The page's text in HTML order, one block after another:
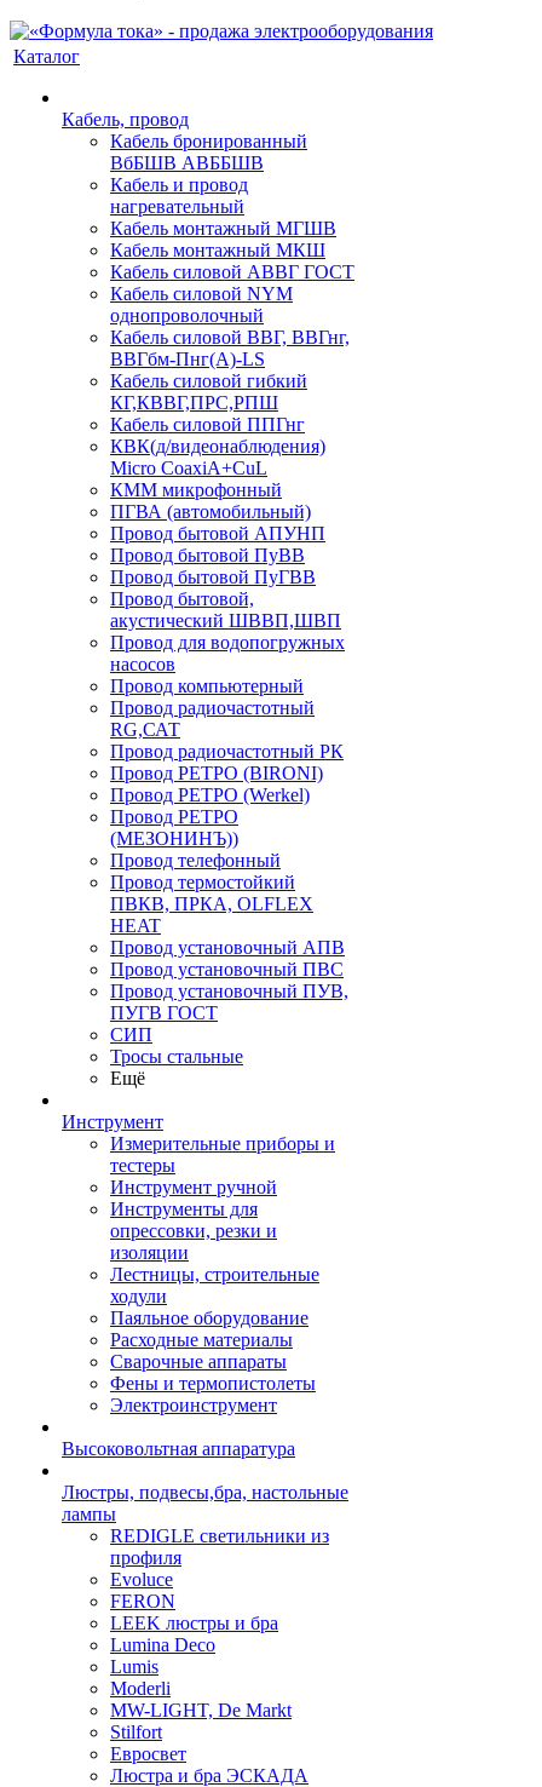
Каталог
Кабель, провод
Кабель бронированный
ВбБШВ АВББШВ
Кабель и провод
нагревательный
Кабель монтажный МГШВ
Кабель монтажный МКШ
Кабель силовой АВВГ ГОСТ
Кабель силовой NYM
однопроволочный
Кабель силовой ВВГ, ВВГнг,
ВВГбм-Пнг(А)-LS
Кабель силовой гибкий
КГ,КВВГ,ПРС,РПШ
Кабель силовой ППГнг
КВК(д/видеонаблюдения)
Micro CoaxiA+CuL
КММ микрофонный
ПГВА (автомобильный)
Провод бытовой АПУНП
Провод бытовой ПуВВ
Провод бытовой ПуГВВ
Провод бытовой,
акустический ШВВП,ШВП
Провод для водопогружных
насосов
Провод компьютерный
Провод радиочастотный
RG,САТ
Провод радиочастотный РК
Провод РЕТРО (BIRONI)
Провод РЕТРО (Werkel)
Провод РЕТРО
(МЕЗОНИНЪ))
Провод телефонный
Провод термостойкий
ПВКВ, ПРКА, OLFLEX
HEAT
Провод установочный АПВ
Провод установочный ПВС
Провод установочный ПУВ,
ПУГВ ГОСТ
СИП
Тросы стальные
Ещё
Инструмент
Измерительные приборы и
тестеры
Инструмент ручной
Инструменты для
опрессовки, резки и
изоляции
Лестницы, строительные
ходули
Паяльное оборудование
Расходные материалы
Сварочные аппараты
Фены и термопистолеты
Электроинструмент
Высоковольтная аппаратура
Люстры, подвесы,бра, настольные
лампы
REDIGLE светильники из
профиля
Evoluce
FERON
LEEK люстры и бра
Lumina Deco
Lumis
Moderli
MW-LIGHT, De Markt
Stilfort
Евросвет
Люстра и бра ЭСКАДА